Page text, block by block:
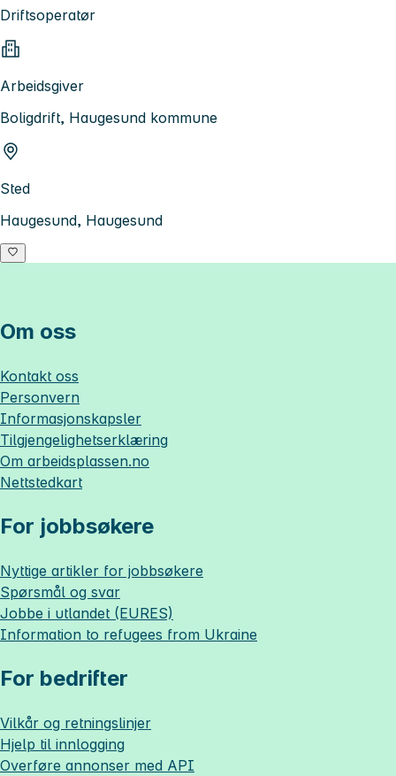
Driftsoperatør
Arbeidsgiver
Boligdrift, Haugesund kommune
Sted
Haugesund, Haugesund
Om oss
Kontakt oss
Personvern
Informasjonskapsler
Tilgjengelighetserklæring
Om arbeidsplassen.no
Nettstedkart
For jobbsøkere
Nyttige artikler for jobbsøkere
Spørsmål og svar
Jobbe i utlandet (EURES)
Information to refugees from Ukraine
For bedrifter
Vilkår og retningslinjer
Hjelp til innlogging
Overføre annonser med API